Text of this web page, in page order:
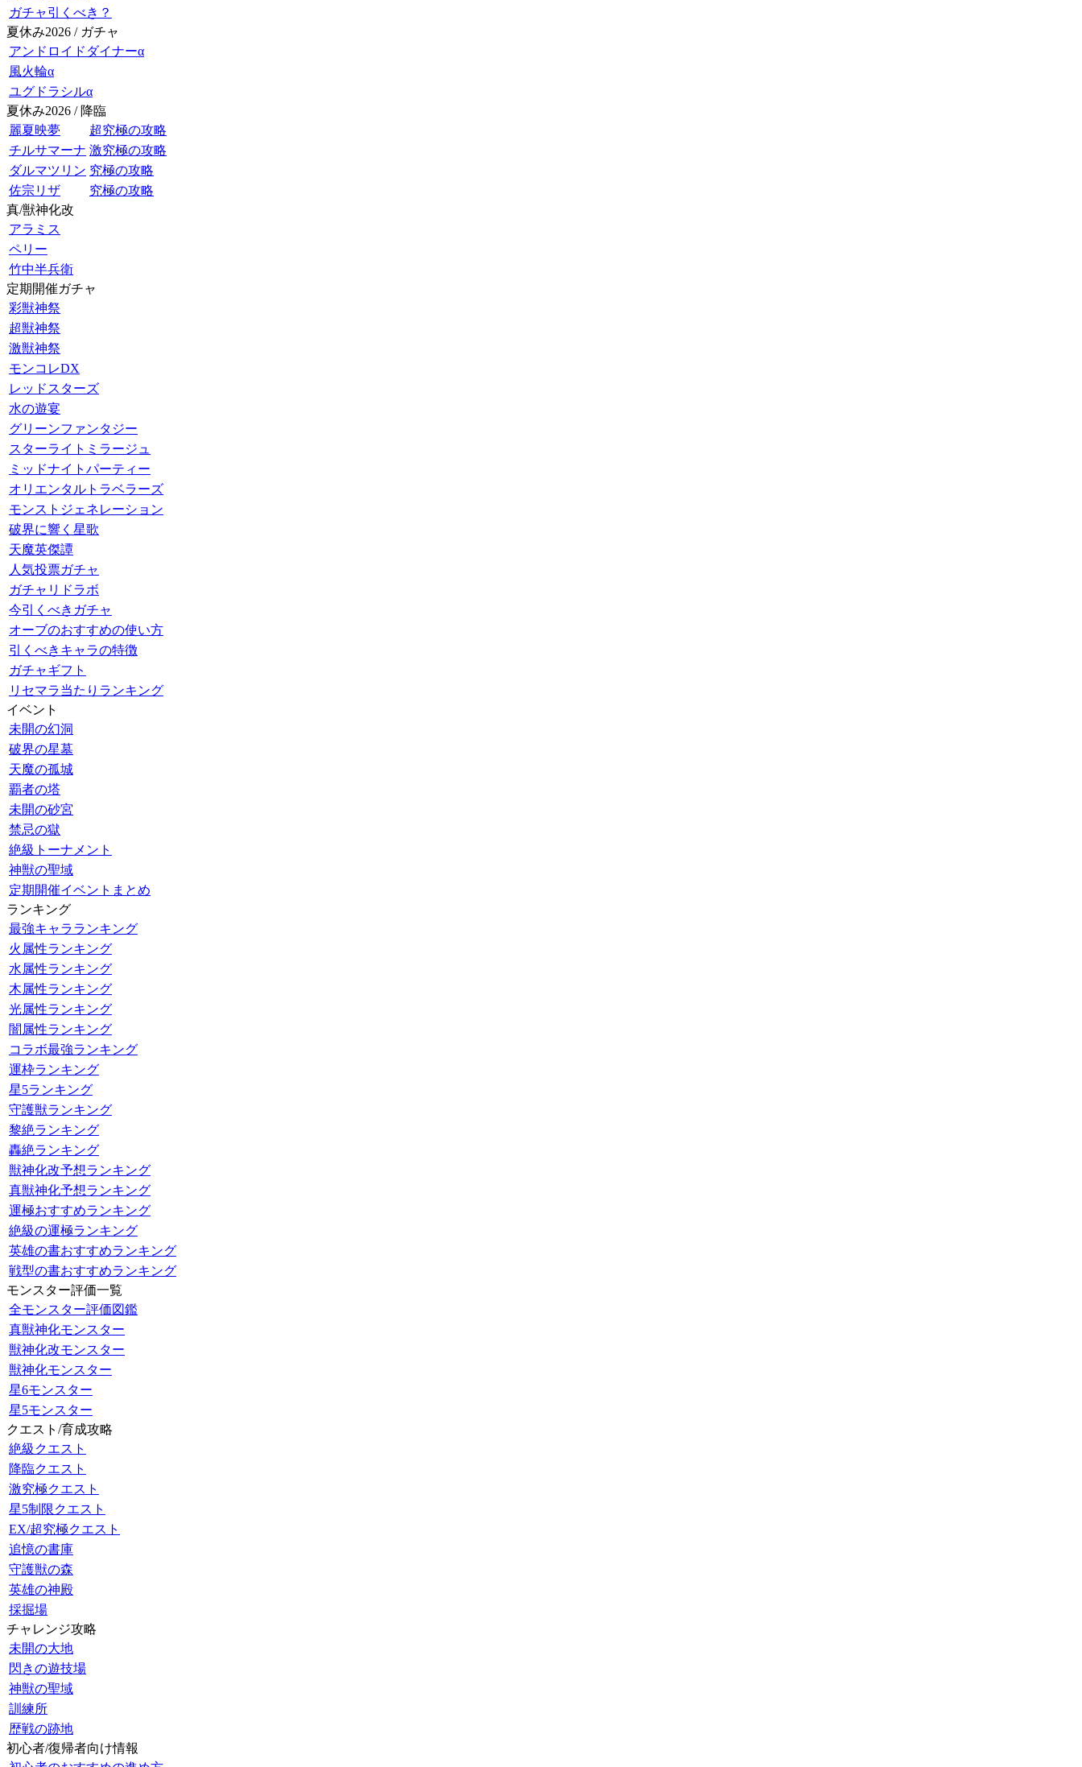
ガチャ引くべき？
夏休み2026 / ガチャ
アンドロイドダイナーα
風火輪α
ユグドラシルα
夏休み2026 / 降臨
麗夏映夢
超究極の攻略
チルサマーナ 激究極の攻略
ダルマツリン 究極の攻略
佐宗リザ
究極の攻略
真/獣神化改
アラミス
ペリー
竹中半兵衛
定期開催ガチャ
彩獣神祭
超獣神祭
激獣神祭
モンコレDX
レッドスターズ
水の遊宴
グリーンファンタジー
スターライトミラージュ
ミッドナイトパーティー
オリエンタルトラベラーズ
モンストジェネレーション
破界に響く星歌
天魔英傑譚
人気投票ガチャ
ガチャリドラボ
今引くべきガチャ
オーブのおすすめの使い方
引くべきキャラの特徴
ガチャギフト
リセマラ当たりランキング
イベント
未開の幻洞
破界の星墓
天魔の孤城
覇者の塔
未開の砂宮
禁忌の獄
絶級トーナメント
神獣の聖域
定期開催イベントまとめ
ランキング
最強キャラランキング
火属性ランキング
水属性ランキング
木属性ランキング
光属性ランキング
闇属性ランキング
コラボ最強ランキング
運枠ランキング
星5ランキング
守護獣ランキング
黎絶ランキング
轟絶ランキング
獣神化改予想ランキング
真獣神化予想ランキング
運極おすすめランキング
絶級の運極ランキング
英雄の書おすすめランキング
戦型の書おすすめランキング
モンスター評価一覧
全モンスター評価図鑑
真獣神化モンスター
獣神化改モンスター
獣神化モンスター
星6モンスター
星5モンスター
クエスト/育成攻略
絶級クエスト
降臨クエスト
激究極クエスト
星5制限クエスト
EX/超究極クエスト
追憶の書庫
守護獣の森
英雄の神殿
採掘場
チャレンジ攻略
未開の大地
閃きの遊技場
神獣の聖域
訓練所
歴戦の跡地
初心者/復帰者向け情報